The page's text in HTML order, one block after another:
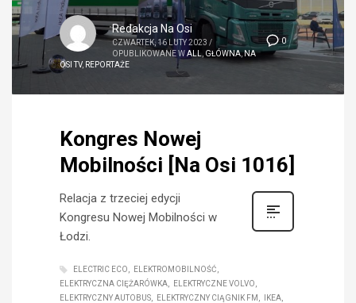
0
Redakcja Na Osi
CZWARTEK, 16 LUTY 2023 /
OPUBLIKOWANE WALL GŁÓWNA,NA
OSI TV, REPORTAŻE
Kongres Nowej
Mobilności [Na Osi 1016]
Relacja z trzeciej edycji
Kongresu Nowej Mobilności w
Łodzi.
ELECTRIC ECO
ELEKTROMOBILNOŚĆ
ELEKTRYCZNA CIĘŻARÓWKA
ELEKTRYCZNE VOLVO
ELEKTRYCZNY AUTOBUS
ELEKTRYCZNY CIĄGNIK FM
IKEA